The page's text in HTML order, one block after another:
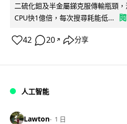
二硫化鉬及半金屬銻克服傳輸瓶頸
CPU快1億倍，每次搜尋耗能低...
42 20 ↗ 分享
人工智能
Lawton 1 日